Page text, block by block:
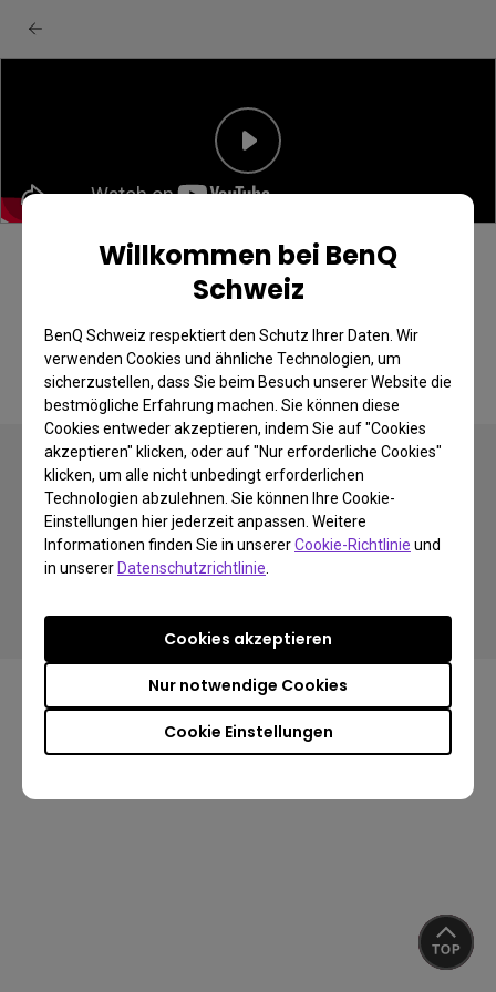
Willkommen bei BenQ
Schweiz
BenQ Schweiz respektiert den Schutz Ihrer Daten. Wir
verwenden Cookies und ähnliche Technologien, um
sicherzustellen, dass Sie beim Besuch unserer Website die
bestmögliche Erfahrung machen. Sie können diese
Cookies entweder akzeptieren, indem Sie auf "Cookies
akzeptieren" klicken, oder auf "Nur erforderliche Cookies"
klicken, um alle nicht unbedingt erforderlichen
Technologien abzulehnen. Sie können Ihre Cookie-
Einstellungen hier jederzeit anpassen. Weitere
Informationen finden Sie in unsererCookie-Richtlinie und
in unsererDatenschutzrichtlinie
Cookie Einstellungen
Nur notwendige Cookies
Cookies akzeptieren
BenQ W4100i Projektor: Unboxing &
Schnellstartanleitung
Copyright © 2024 BenQ. All rights reserved.